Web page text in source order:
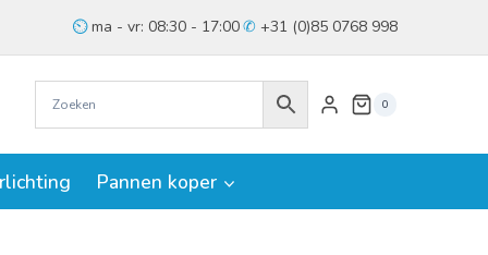
ma - vr: 08:30 - 17:00 +31 (0)85 0768 998
0
Pannen koper